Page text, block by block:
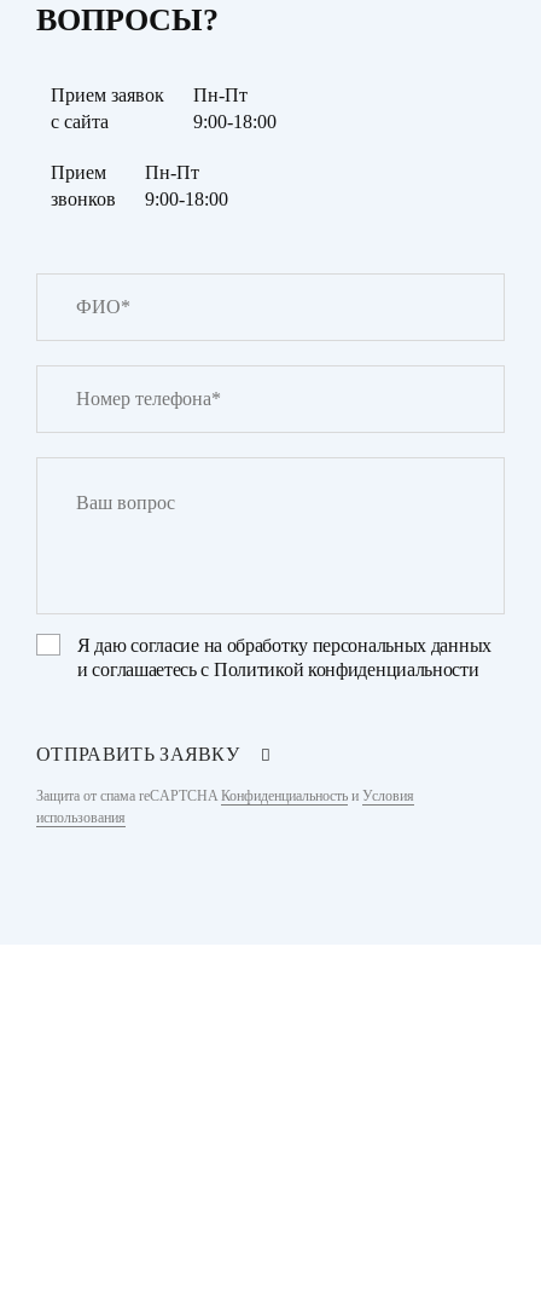
ВОПРОСЫ?
Прием заявок
с сайта
Пн-Пт
9:00-18:00
Прием
звонков
Пн-Пт
9:00-18:00
Я даюсогласие на обработку персональных данных
и соглашаетесь с Политикой конфиденциальности
ОТПРАВИТЬ ЗАЯВКУ
Защита от спама reCAPTCHA Конфиденциальность и Условия
использования